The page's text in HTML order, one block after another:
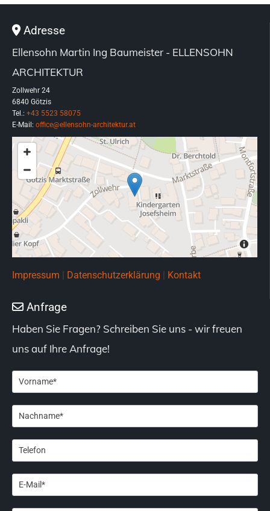
Adresse
Ellensohn Martin Ing Baumeister - ELLENSOHN
ARCHITEKTUR
Zollwehr 24
6840 Götzis
Tel.: +43 5523 58075
E-Mail: office@ellensohn-architektur.at
Impressum | Datenschutzerklärung | Kontakt
 Anfrage
Haben Sie Fragen? Schreiben Sie uns - wir freuen
uns auf Ihre Anfrage!